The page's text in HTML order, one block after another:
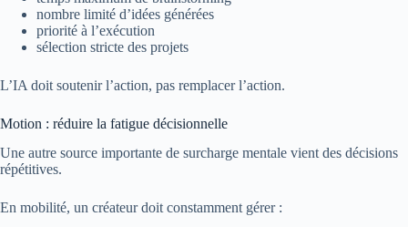
nombre limité d’idées générées
priorité à l’exécution
sélection stricte des projets
L’IA doit soutenir l’action, pas remplacer l’action.
Motion : réduire la fatigue décisionnelle
Une autre source importante de surcharge mentale vient des décisions
répétitives.
En mobilité, un créateur doit constamment gérer :